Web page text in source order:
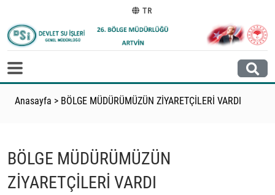
TR
Anasayfa > BÖLGE MÜDÜRÜMÜZÜN ZİYARETÇİLERİ VARDI
BÖLGE MÜDÜRÜMÜZÜN
ZİYARETÇİLERİ VARDI